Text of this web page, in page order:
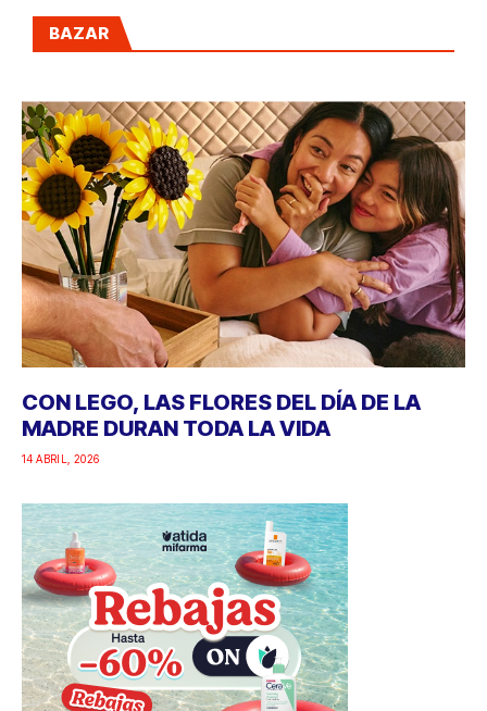
BAZAR
CON LEGO, LAS FLORES DEL DÍA DE LA
MADRE DURAN TODA LA VIDA
14 ABRIL, 2026